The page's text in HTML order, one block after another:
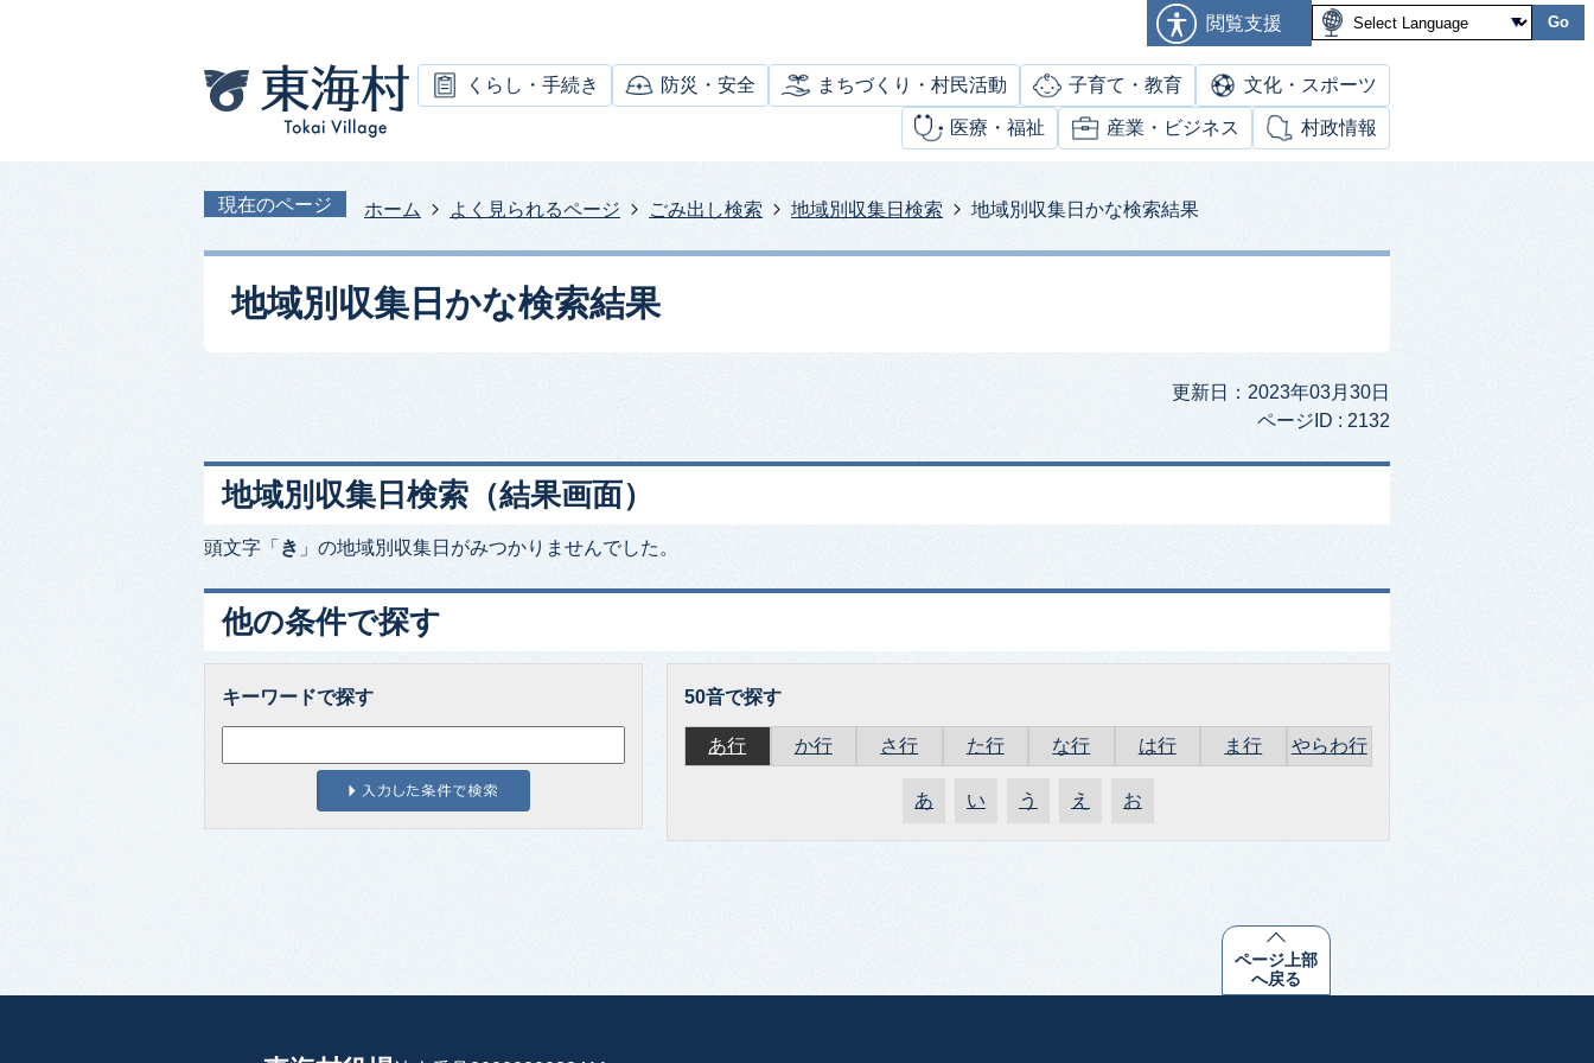
閲覧支援 Go
くらし・手続き 防災・安全 まちづくり・村民活動 子育て・教育 文化・スポーツ
医療・福祉 産業・ビジネス 村政情報
現在のページ ホーム よく見られるページ ごみ出し検索 地域別収集日検索 地域別収集日かな検索結果
地域別収集日かな検索結果
更新日：2023年03月30日
ページID : 2132
地域別収集日検索 （結果画面）
頭文字「 き 」の地域別収集日 がみつかりませんでした。
他の条件で探す
キーワードで探す 50音で探す
あ行 か行 さ行 た行 な行 は行 ま行 やらわ行
あ い う え お
ページ上部
へ戻る